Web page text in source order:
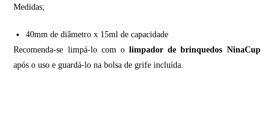
Medidas;
40mm de diâmetro x 15ml de capacidade
Recomenda-se limpá-lo com olimpador de brinquedos NinaCup
após o uso e guardá-lo na bolsa de grife incluída.